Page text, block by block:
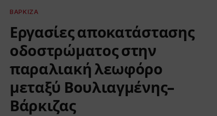
ΒΑΡΚΙΖΑ
Εργασίες αποκατάστασης
οδοστρώματος στην
παραλιακή λεωφόρο
μεταξύ Βουλιαγμένης-
Βάρκιζας